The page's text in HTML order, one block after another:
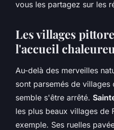
vous les partagez sur les
Les villages
l'accueil
Au-delà des merveilles
sont parsemés de villages
semble s'être arrêté.
les plus beaux villages de
exemple. Ses ruelles